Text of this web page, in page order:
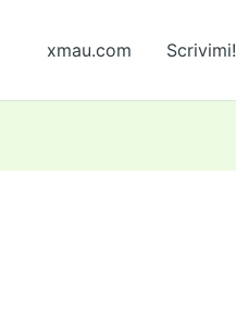
xmau.com Scrivimi!